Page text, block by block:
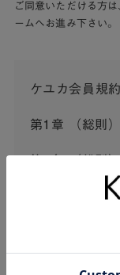
ご同意いただける方
ームへお進み下さい。
ケユカ会員規約
第1章 （総則）
この会員規約（
式会社ケユカ事
する一連のサー